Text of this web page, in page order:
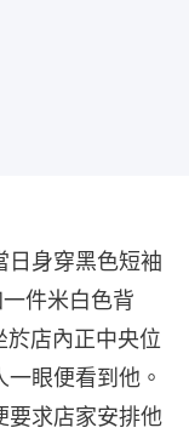
日身穿黑色短袖
件米白色背
店內正中央位
眼便看到他。
要求店家安排他